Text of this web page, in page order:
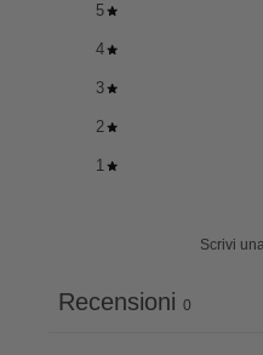
5
4
3
2
1
Scrivi
Recensioni 0